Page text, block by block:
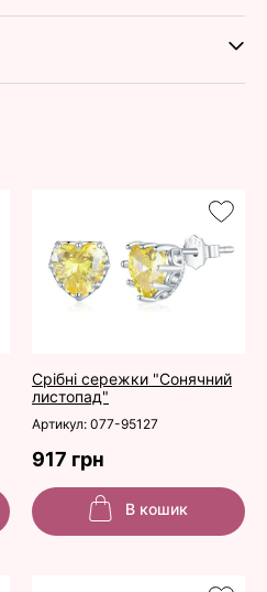
Срібні сережки "Сонячний
листопад"
Артикул: 077-95127
917 грн
В кошик